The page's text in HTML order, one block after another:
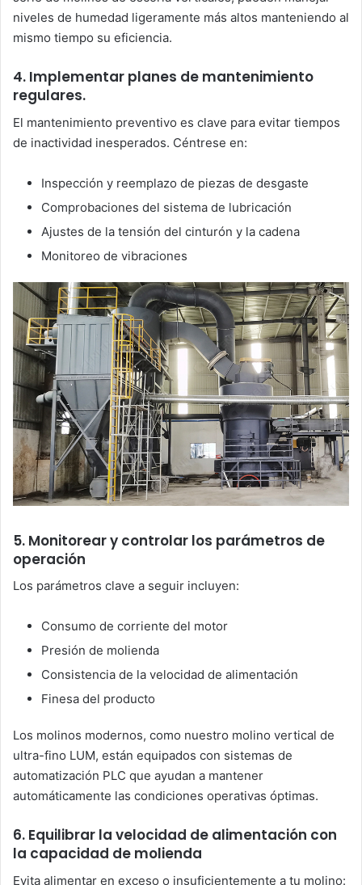
niveles de humedad ligeramente más altos manteniendo al
mismo tiempo su eficiencia.
4. Implementar planes de mantenimiento
regulares.
El mantenimiento preventivo es clave para evitar tiempos
de inactividad inesperados. Céntrese en:
Inspección y reemplazo de piezas de desgaste
Comprobaciones del sistema de lubricación
Ajustes de la tensión del cinturón y la cadena
Monitoreo de vibraciones
5. Monitorear y controlar los parámetros de
operación
Los parámetros clave a seguir incluyen:
Consumo de corriente del motor
Presión de molienda
Consistencia de la velocidad de alimentación
Finesa del producto
Los molinos modernos, como nuestro molino vertical de
ultra-fino LUM, están equipados con sistemas de
automatización PLC que ayudan a mantener
automáticamente las condiciones operativas óptimas.
6. Equilibrar la velocidad de alimentación con
la capacidad de molienda
Evita alimentar en exceso o insuficientemente a tu molino: